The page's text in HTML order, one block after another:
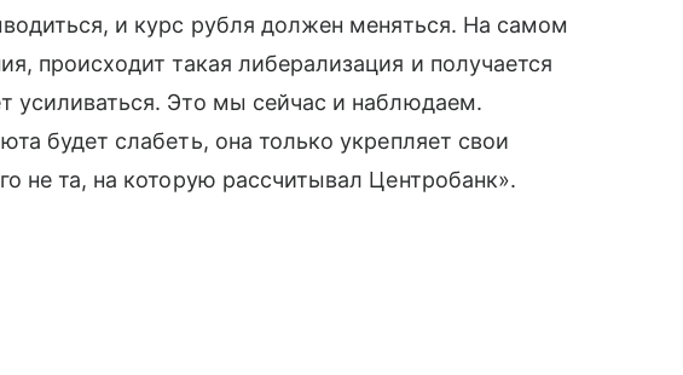
и курс рубля должен меняться. На самом
происходит такая либерализация и получается
усиливаться. Это мы сейчас и наблюдаем.
будет слабеть, она только укрепляет свои
не та, на которую рассчитывал Центробанк».